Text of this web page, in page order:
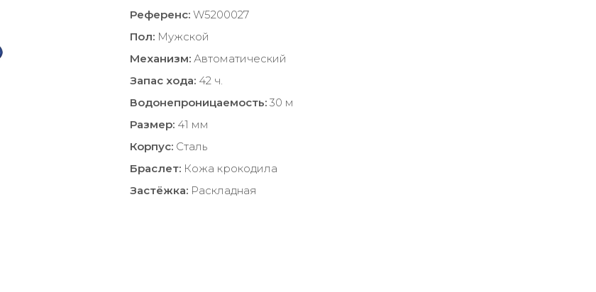
Референс: W5200027
Пол: Мужской
Механизм: Автоматический
Запас хода: 42 ч.
Водонепроницаемость: 30 м
Размер: 41 мм
Корпус: Сталь
Браслет: Кожа крокодила
Застёжка: Раскладная